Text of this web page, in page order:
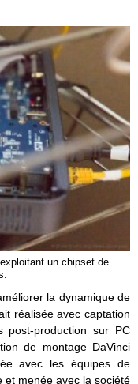
un chipset de
la dynamique de
réalisée avec captation
post-production sur PC
de montage DaVinci
avec les équipes de
et menée avec la société